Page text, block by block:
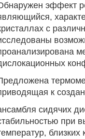
эффект
с
к
сидячих
при